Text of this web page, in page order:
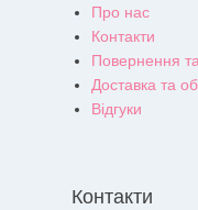
Про нас
Контакти
Повернення
Доставка та
Відгуки
Контакти